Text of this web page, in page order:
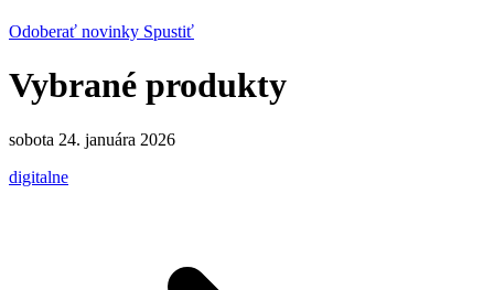
Odoberať novinky Spustiť
Vybrané produkty
sobota 24. januára 2026
digitalne